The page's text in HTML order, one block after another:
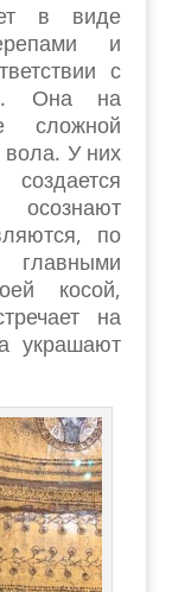
в виде
и
с
Она на
сложной
У них
по
косой,
на
украшают